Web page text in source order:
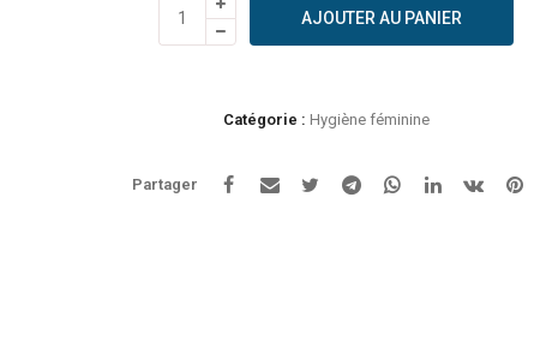
de
Culottes
menstruelles
S
AJOUTER AU PANIER
Catégorie : Hygiène féminine
Partager